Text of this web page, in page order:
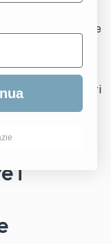
legate
altre
— o altri fattori
interagiscano con
in modo
i